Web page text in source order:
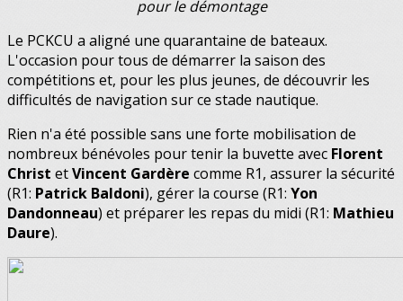
pour le démontage
Le PCKCU a aligné une quarantaine de bateaux.
L'occasion pour tous de démarrer la saison des
compétitions et, pour les plus jeunes, de découvrir les
difficultés de navigation sur ce stade nautique.
Rien n'a été possible sans une forte mobilisation de
nombreux bénévoles pour tenir la buvette avec Florent
Christ etVincent Gardère comme R1, assurer la sécurité
(R1: Patrick Baldoni), gérer la course (R1: Yon
Dandonneau) et préparer les repas du midi (R1: Mathieu
Daure).